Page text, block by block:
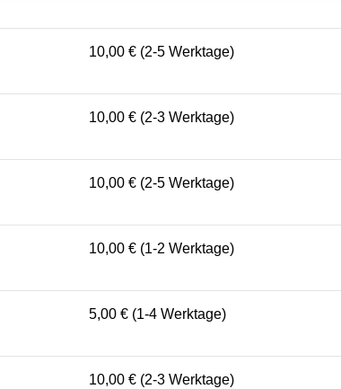
10,00 € (2-5 Werktage)
10,00 € (2-3 Werktage)
10,00 € (2-5 Werktage)
10,00 € (1-2 Werktage)
5,00 € (1-4 Werktage)
10,00 € (2-3 Werktage)